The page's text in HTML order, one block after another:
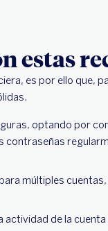
estas
es por ello que,
optando por
múltiples
de la cuenta